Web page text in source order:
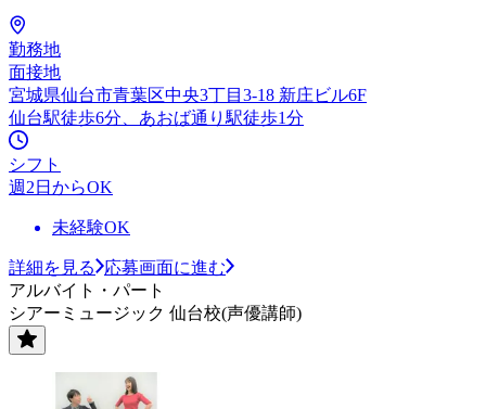
勤務地
面接地
宮城県仙台市青葉区中央3丁目3-18 新庄ビル6F
仙台駅徒歩6分、あおば通り駅徒歩1分
シフト
週2日からOK
未経験OK
詳細を見る
応募画面に進む
アルバイト・パート
シアーミュージック 仙台校(声優講師)